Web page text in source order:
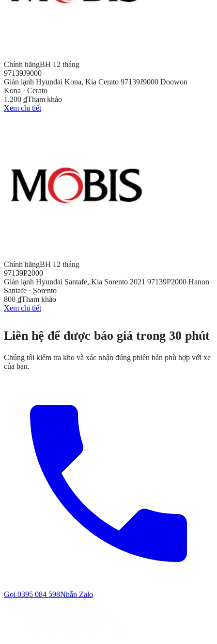
Chính hãngBH 12 tháng
97139J9000
Giàn lạnh Hyundai Kona, Kia Cerato 97139J9000 Doowon
Kona · Cerato
1.200 ₫Tham khảo
Xem chi tiết
Chính hãngBH 12 tháng
97139P2000
Giàn lạnh Hyundai Santafe, Kia Sorento 2021 97139P2000 Hanon
Santafe · Sorento
800 ₫Tham khảo
Xem chi tiết
Liên hệ để được báo giá trong 30 phút
Chúng tôi kiểm tra kho và xác nhận đúng phiên bản phù hợp với xe
của bạn.
Gọi 0395 084 598Nhắn Zalo